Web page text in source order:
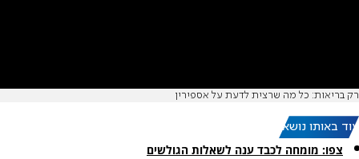
רק בריאות: כל מה שרצית לדעת על אספירין
עוד באותו נושא:
צפו: מומחה לכבד ענה לשאלות הגולשים